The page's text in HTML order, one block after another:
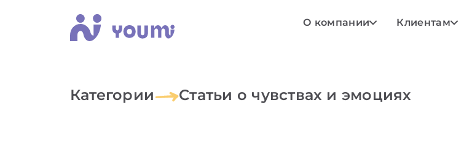
О компании Клиентам
Категории Статьи о чувствах и эмоциях